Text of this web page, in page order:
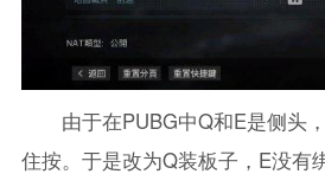
由于在PUBG中Q和E是侧头
住按。于是改为Q装板子，E没有